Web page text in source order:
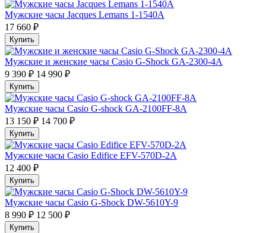
Мужские часы Jacques Lemans 1-1540A
17 660 ₽
Купить
Мужские и женские часы Casio G-Shock GA-2300-4A
9 390 ₽ 14 990 ₽
Купить
Мужские часы Casio G-shock GA-2100FF-8A
13 150 ₽ 14 700 ₽
Купить
Мужские часы Casio Edifice EFV-570D-2A
12 400 ₽
Купить
Мужские часы Casio G-Shock DW-5610Y-9
8 990 ₽ 12 500 ₽
Купить